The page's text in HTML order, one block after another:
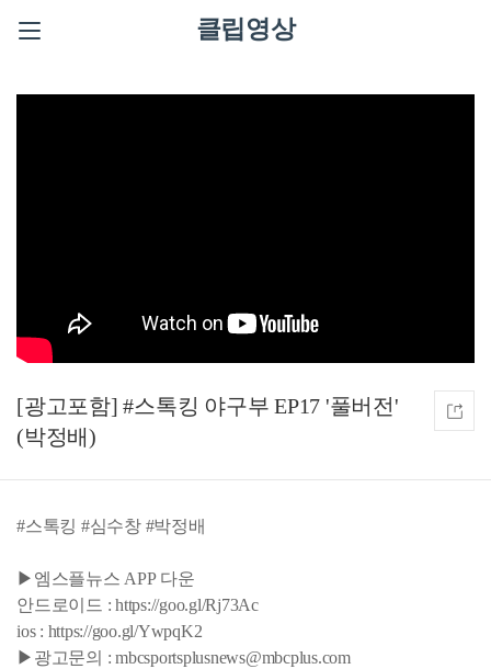
클립영상
[광고포함] #스톡킹 야구부 EP17 '풀버전'
(박정배)
#스톡킹 #심수창 #박정배
▶엠스플뉴스 APP 다운
안드로이드 : https://goo.gl/Rj73Ac
ios : https://goo.gl/YwpqK2
▶광고문의 : mbcsportsplusnews@mbcplus.com